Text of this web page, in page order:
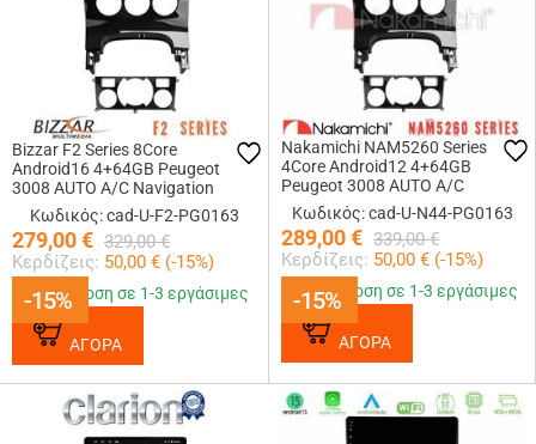
-15%
Bizzar F2 Series 8Core
Android16 4+64GB Peugeot
3008 AUTO A/C Navigation
Multimedia Tablet 9
Κωδικός: cad-U-F2-PG0163
279,00€ 329,00 €
Κερδίζεις: 50,00 € (-15%)
-15%
Παράδοση σε 1-3 εργάσιμες
ΑΓΟΡΑ
-15%
Nakamichi NAM5260 Series
4Core Android12 4+64GB
Peugeot 3008 AUTO A/C
Navigation Multimedia Tablet 9
Με Carplay &amp; Android Auto
Κωδικός: cad-U-N44-PG0163
289,00€ 339,00 €
Κερδίζεις: 50,00 € (-15%)
-15%
Παράδοση σε 1-3 εργάσιμες
ΑΓΟΡΑ